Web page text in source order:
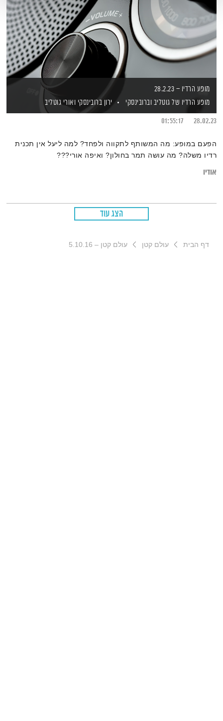
מופע הרדיו – 28.2.23
מופע הרדיו של גוטליב וברובינסקי
ירון ברובינסקי ואורי גוטליב
28.02.23
01:55:17
הפעם במופע: מה המשותף לתקווה ולפחד? למה ליעל אין תכנית
רדיו משלה? מה עושה תמר בחולון? ואיפה אורי???
אודיו
הצג עוד
דף הבית עולם קטן עולם קטן – 5.10.16